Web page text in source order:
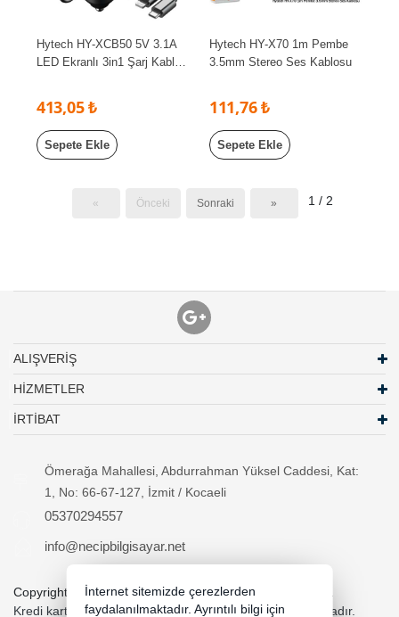
Hytech HY-XCB50 5V 3.1A
LED Ekranlı 3in1 Şarj Kablolu
413,05 ₺
Sepete Ekle
Hytech HY-X70 1m Pembe
3.5mm Stereo Ses Kablosu
111,76 ₺
Sepete Ekle
« Önceki Sonraki » 1 / 2
ALIŞVERİŞ
HİZMETLER
İRTİBAT
Ömerağa Mahallesi, Abdurrahman Yüksel Caddesi, Kat:
1, No: 66-67-127, İzmit / Kocaeli
05370294557
info@necipbilgisayar.net
Copyright 2026 necipbilgisayar.net - Tüm hakları saklıdır.
Kredi kartı bilgileriniz 256bit SSL sertifikası ile korunmaktadır.
İnternet sitemizde çerezlerden
faydalanılmaktadır. Ayrıntılı bilgi için